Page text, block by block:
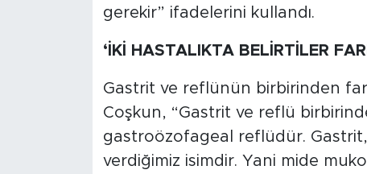
gerekir” ifadelerini kullandı.
‘İKİ HASTALIKTA BELİRTİLER
Gastrit ve reflünün birbirinden
Coşkun, “Gastrit ve reflü
gastroözofageal reflüdür. Gastrit,
verdiğimiz isimdir. Yani mide